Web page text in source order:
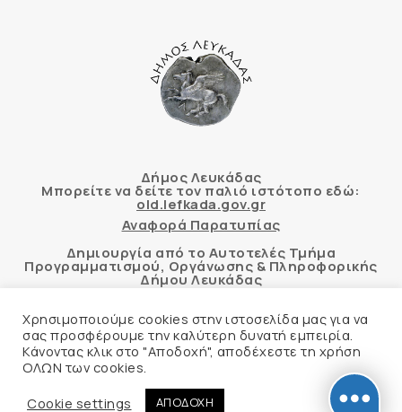
Δήμος Λευκάδας
Μπορείτε να δείτε τον παλιό ιστότοπο εδώ:
old.lefkada.gov.gr
Αναφορά Παρατυπίας
Δημιουργία από το Αυτοτελές Τμήμα
Προγραμματισμού, Οργάνωσης & Πληροφορικής
Δήμου Λευκάδας
Αυτόματος έλεγχος προσβασιμότητας
δικτυακού τόπου με βάση το πρότυπο WCAG 2.1
Χρησιμοποιούμε cookies στην ιστοσελίδα μας για να
σας προσφέρουμε την καλύτερη δυνατή εμπειρία.
Κάνοντας κλικ στο "Αποδοχή", αποδέχεστε τη χρήση
ΟΛΩΝ των cookies.
Cookie settings
ΑΠΟΔΟΧΗ